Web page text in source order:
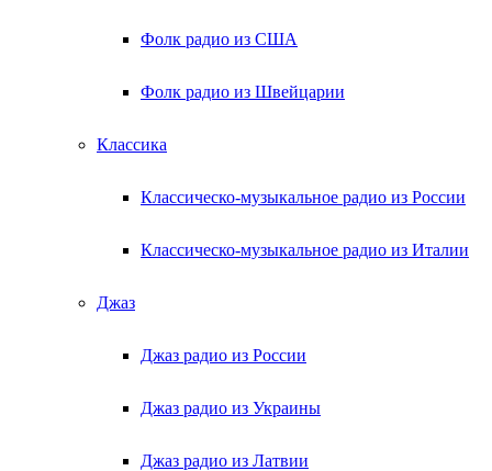
Фолк радио из США
Фолк радио из Швейцарии
Классика
Классическо-музыкальное радио из России
Классическо-музыкальное радио из Италии
Джаз
Джаз радио из России
Джаз радио из Украины
Джаз радио из Латвии